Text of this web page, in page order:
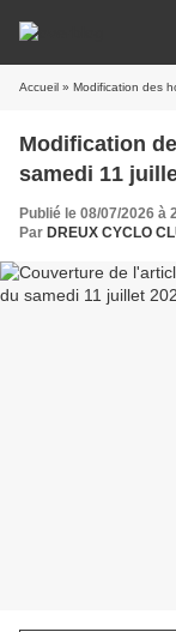
Accueil » Modification des
Modification
samedi 11
Publié le 08/07/2026 à
Par DREUX CYCLO